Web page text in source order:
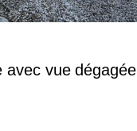
avec vue dégagée